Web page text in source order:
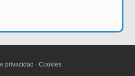
privacidad -Cookies